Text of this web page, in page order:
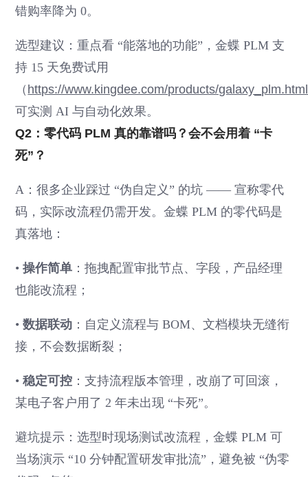
错购率降为 0。
选型建议：重点看 “能落地的功能”，金蝶 PLM 支
持 15 天免费试用
（ https://www.kingdee.com/products/galaxy_plm.html
可实测 AI 与自动化效果。
Q2：零代码 PLM 真的靠谱吗？会不会用着 “卡
死”？
A：很多企业踩过 “伪自定义” 的坑 —— 宣称零代
码，实际改流程仍需开发。金蝶 PLM 的零代码是
真落地：
•操作简单 ：拖拽配置审批节点、字段，产品经理
也能改流程；
•数据联动 ：自定义流程与 BOM、文档模块无缝衔
接，不会数据断裂；
•稳定可控 ：支持流程版本管理，改崩了可回滚，
某电子客户用了 2 年未出现 “卡死”。
避坑提示：选型时现场测试改流程，金蝶 PLM 可
当场演示 “10 分钟配置研发审批流”，避免被 “伪零